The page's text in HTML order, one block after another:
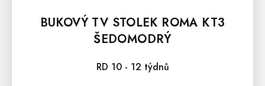
BUKOVÝ TV STOLEK ROMA KT3
ŠEDOMODRÝ
RD 10 - 12 týdnů